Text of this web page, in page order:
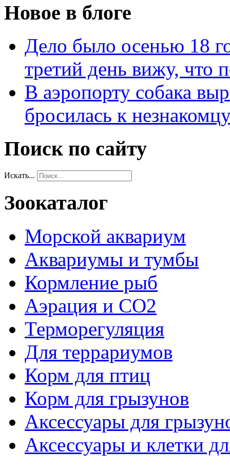
Новое в блоге
Дело было осенью 18
третий день вижу, что
В аэропорту собака
бросилась к
Поиск по сайту
Искать...
Зоокаталог
Морской аквариум
Аквариумы и тумбы
Кормление рыб
Аэрация и СО2
Терморегуляция
Для террариумов
Корм для птиц
Корм для грызунов
Аксессуары для
Аксессуары и клетки